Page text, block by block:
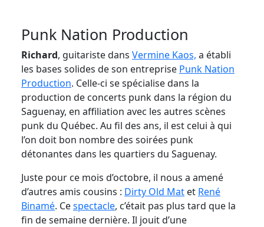
Punk Nation Production
Richard, guitariste dans Vermine Kaos, a établi
les bases solides de son entreprise Punk Nation
Production. Celle-ci se spécialise dans la
production de concerts punk dans la région du
Saguenay, en affiliation avec les autres scènes
punk du Québec. Au fil des ans, il est celui à qui
l’on doit bon nombre des soirées punk
détonantes dans les quartiers du Saguenay.
Juste pour ce mois d’octobre, il nous a amené
d’autres amis cousins : Dirty Old Mat et René
Binamé. Cespectacle, c’était pas plus tard que la
fin de semaine dernière. Il jouit d’une